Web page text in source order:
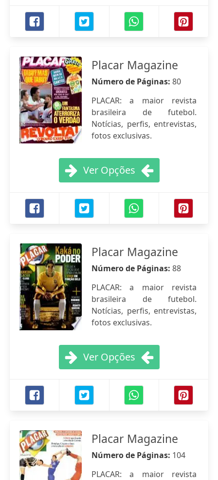
Placar Magazine
Número de Páginas: 80
PLACAR: a maior revista
brasileira de futebol.
Notícias, perfis, entrevistas,
fotos exclusivas.
Ver Opções
Placar Magazine
Número de Páginas: 88
PLACAR: a maior revista
brasileira de futebol.
Notícias, perfis, entrevistas,
fotos exclusivas.
Ver Opções
Placar Magazine
Número de Páginas: 104
PLACAR: a maior revista